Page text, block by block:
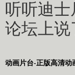
听听迪
论坛上说
动画片台-正版高清动